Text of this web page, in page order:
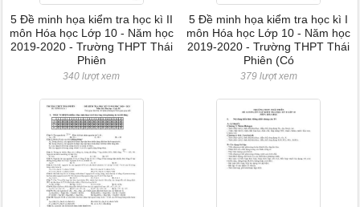
5 Đề minh họa kiểm tra học kì II
môn Hóa học Lớp 10 - Năm học
2019-2020 - Trường THPT Thái
Phiên
340 lượt xem
5 Đề minh họa kiểm tra học kì I
môn Hóa học Lớp 10 - Năm học
2019-2020 - Trường THPT Thái
Phiên (Có
379 lượt xem